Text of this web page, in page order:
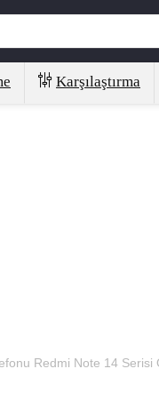
Karşılaştırma
Redmi Note 14 Serisi